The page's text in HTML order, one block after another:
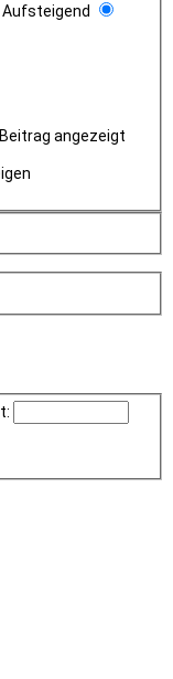
Aufsteigend
angezeigt